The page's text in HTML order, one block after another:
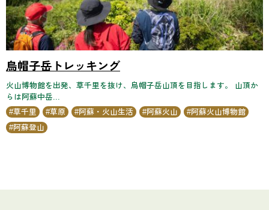
烏帽子岳トレッキング
火山博物館を出発、草千里を抜け、烏帽子岳山頂を目指します。 山頂か
らは阿蘇中岳...
草千里
草原 阿蘇・火山生活 阿蘇火山
阿蘇火山博物館
阿蘇登山